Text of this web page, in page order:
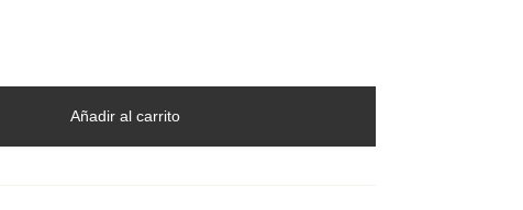
Añadir al carrito